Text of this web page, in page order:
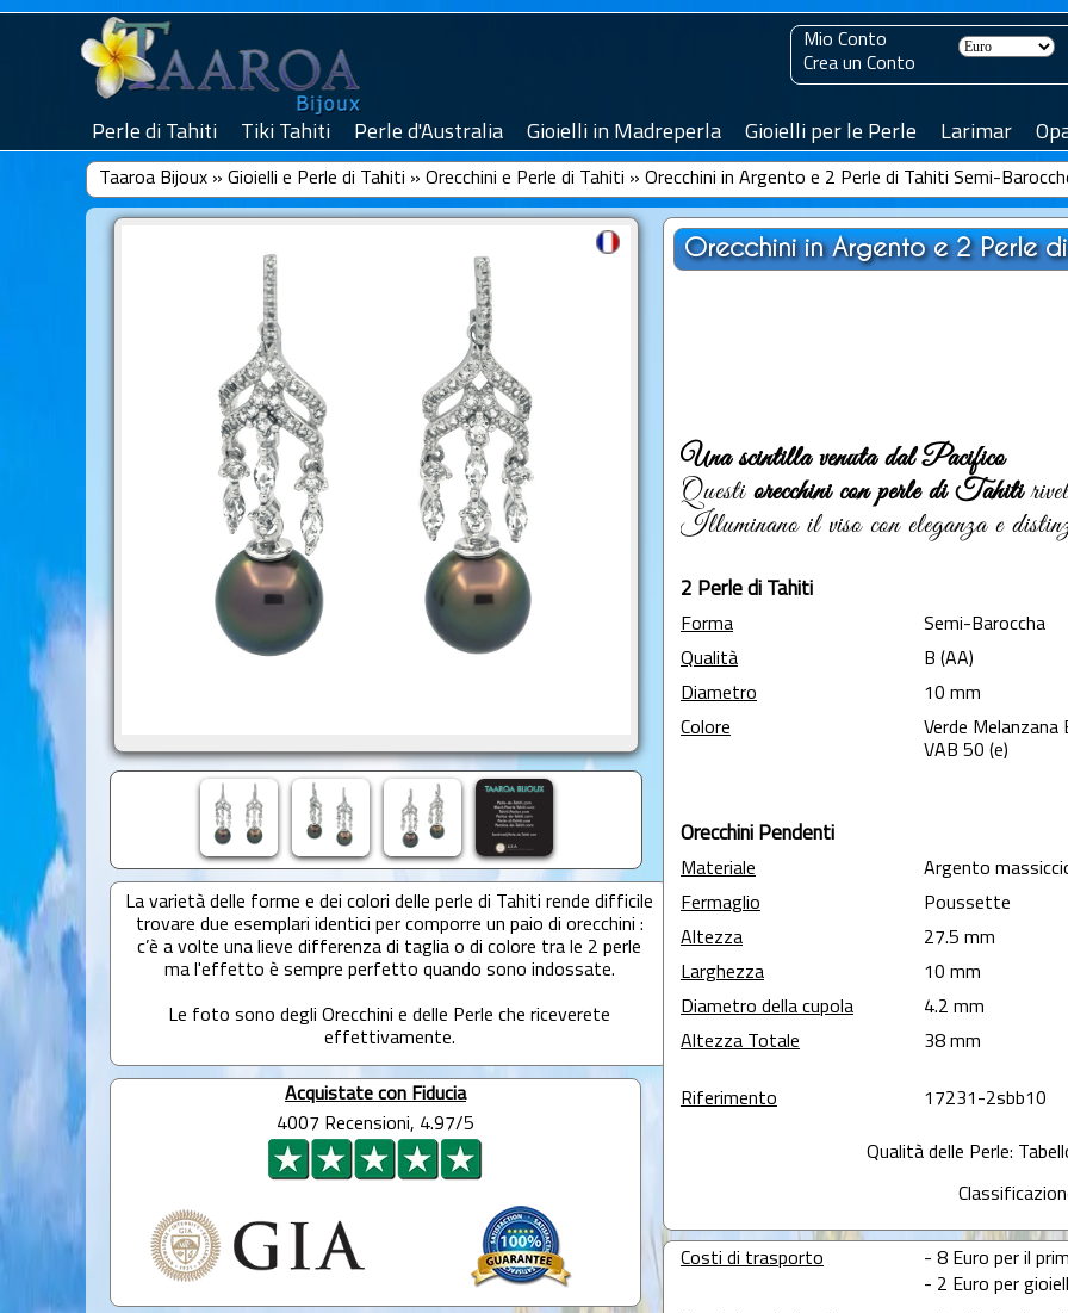
Mio Conto
Crea un Conto
Perle di Tahiti Tiki Tahiti Perle d'Australia Gioielli in Madreperla Gioielli per le Perle Larimar
Taaroa Bijoux» Gioielli e Perle di Tahiti » Orecchini e Perle di Tahiti » Orecchini in Argento e 2 Perle di Tahiti Semi-
La varietà delle forme e dei colori delle perle di Tahiti rende difficile
trovare due esemplari identici per comporre un paio di orecchini :
c’è a volte una lieve differenza di taglia o di colore tra le 2 perle
ma l'effetto è sempre perfetto quando sono indossate.
Le foto sono degli Orecchini e delle Perle che riceverete
effettivamente.
Acquistate con Fiducia
4007 Recensioni, 4.97/5
Orecchini in Argento e 2 Perle
Una scintilla venuta dal Pacifico
Questi orecchini con perle di Tahiti
Illuminano il viso con eleganza e
2 Perle di Tahiti
Forma
Semi-Baroccha
Qualità
B (AA)
Diametro
10 mm
Colore
Verde Melanzana
VAB 50 (e)
Orecchini Pendenti
Materiale
Argento
Fermaglio
Poussette
Altezza
27.5 mm
Larghezza
10 mm
Diametro della cupola
4.2 mm
Altezza Totale
38 mm
Riferimento 17231-2sbb10
Qualità delle Perle:
Costi di trasporto
- 8 Euro per il
- 2 Euro per